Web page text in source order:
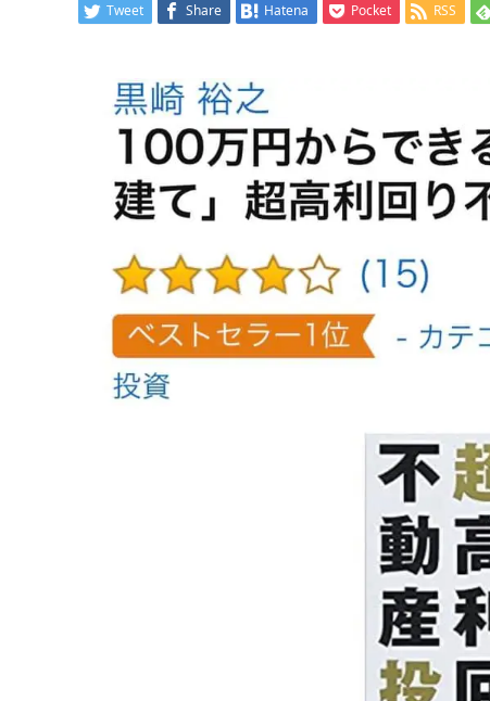
Tweet Share Hatena Pocket RSS